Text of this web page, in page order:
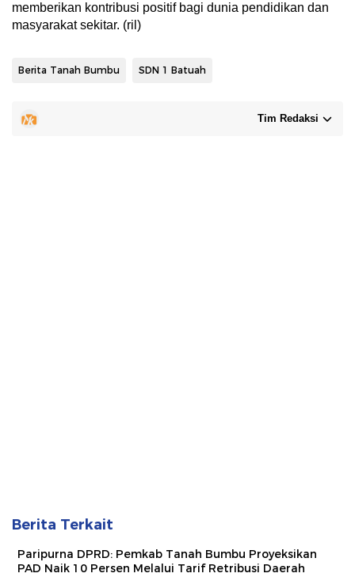
memberikan kontribusi positif bagi dunia pendidikan dan
masyarakat sekitar. (ril)
Berita Tanah Bumbu SDN 1 Batuah
Tim Redaksi
Berita Terkait
Paripurna DPRD: Pemkab Tanah Bumbu Proyeksikan
PAD Naik 10 Persen Melalui Tarif Retribusi Daerah